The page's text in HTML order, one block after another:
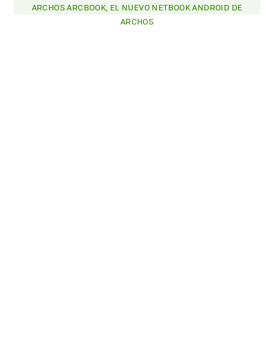
ARCHOS ARCBOOK, EL NUEVO NETBOOK ANDROID DE
ARCHOS